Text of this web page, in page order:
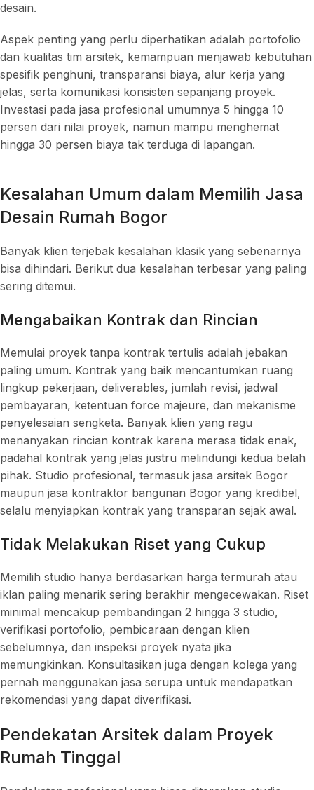
desain.
Aspek penting yang perlu diperhatikan adalah portofolio
dan kualitas tim arsitek, kemampuan menjawab kebutuhan
spesifik penghuni, transparansi biaya, alur kerja yang
jelas, serta komunikasi konsisten sepanjang proyek.
Investasi pada jasa profesional umumnya 5 hingga 10
persen dari nilai proyek, namun mampu menghemat
hingga 30 persen biaya tak terduga di lapangan.
Kesalahan Umum dalam Memilih Jasa
Desain Rumah Bogor
Banyak klien terjebak kesalahan klasik yang sebenarnya
bisa dihindari. Berikut dua kesalahan terbesar yang paling
sering ditemui.
Mengabaikan Kontrak dan Rincian
Memulai proyek tanpa kontrak tertulis adalah jebakan
paling umum. Kontrak yang baik mencantumkan ruang
lingkup pekerjaan, deliverables, jumlah revisi, jadwal
pembayaran, ketentuan force majeure, dan mekanisme
penyelesaian sengketa. Banyak klien yang ragu
menanyakan rincian kontrak karena merasa tidak enak,
padahal kontrak yang jelas justru melindungi kedua belah
pihak. Studio profesional, termasuk jasa arsitek Bogor
maupun jasa kontraktor bangunan Bogor yang kredibel,
selalu menyiapkan kontrak yang transparan sejak awal.
Tidak Melakukan Riset yang Cukup
Memilih studio hanya berdasarkan harga termurah atau
iklan paling menarik sering berakhir mengecewakan. Riset
minimal mencakup pembandingan 2 hingga 3 studio,
verifikasi portofolio, pembicaraan dengan klien
sebelumnya, dan inspeksi proyek nyata jika
memungkinkan. Konsultasikan juga dengan kolega yang
pernah menggunakan jasa serupa untuk mendapatkan
rekomendasi yang dapat diverifikasi.
Pendekatan Arsitek dalam Proyek
Rumah Tinggal